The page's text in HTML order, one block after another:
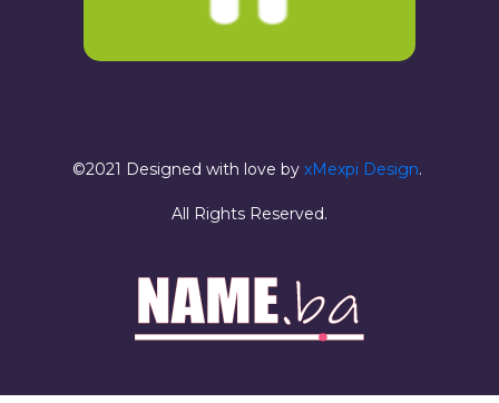
©2021 Designed with love by xMexpi Design.
All Rights Reserved.